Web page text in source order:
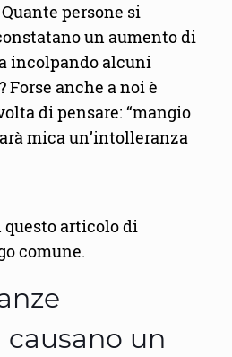
persone si
un aumento di
incolpando alcuni
anche a noi è
di pensare: “mangio
mica un’intolleranza
articolo di
comune.
un